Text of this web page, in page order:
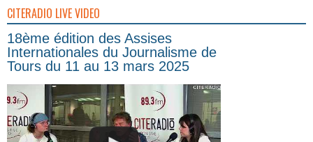
CITERADIO LIVE VIDEO
18ème édition des Assises
Internationales du Journalisme de
Tours du 11 au 13 mars 2025